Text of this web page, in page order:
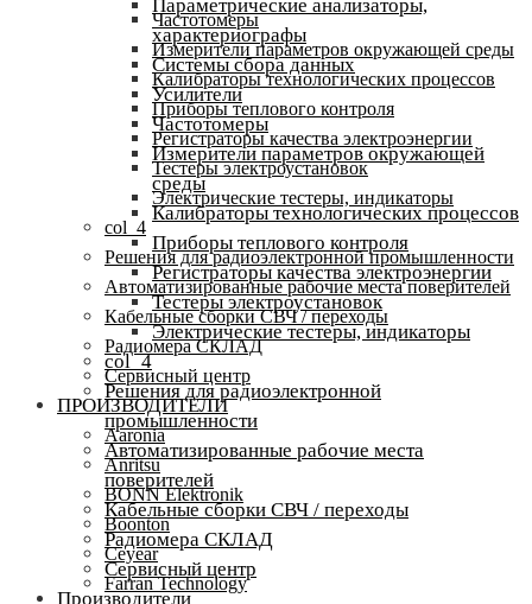
Частотомеры
Измерители параметров окружающей среды
Калибраторы технологических процессов
Приборы теплового контроля
Регистраторы качества электроэнергии
Тестеры электроустановок
Электрические тестеры, индикаторы
col_4
Решения для радиоэлектронной промышленности
Автоматизированные рабочие места поверителей
Кабельные сборки СВЧ / переходы
Радиомера СКЛАД
Сервисный центр
ПРОИЗВОДИТЕЛИ
Aaronia
Anritsu
BONN Elektronik
Boonton
Ceyear
Farran Technology
Параметрические анализаторы,
характериографы
Системы сбора данных
Усилители
Частотомеры
Измерители параметров окружающей
среды
Калибраторы технологических процессов
Приборы теплового контроля
Регистраторы качества электроэнергии
Тестеры электроустановок
Электрические тестеры, индикаторы
col_4
Решения для радиоэлектронной
промышленности
Автоматизированные рабочие места
поверителей
Кабельные сборки СВЧ / переходы
Радиомера СКЛАД
Сервисный центр
Производители